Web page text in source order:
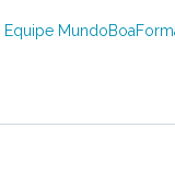
Equipe